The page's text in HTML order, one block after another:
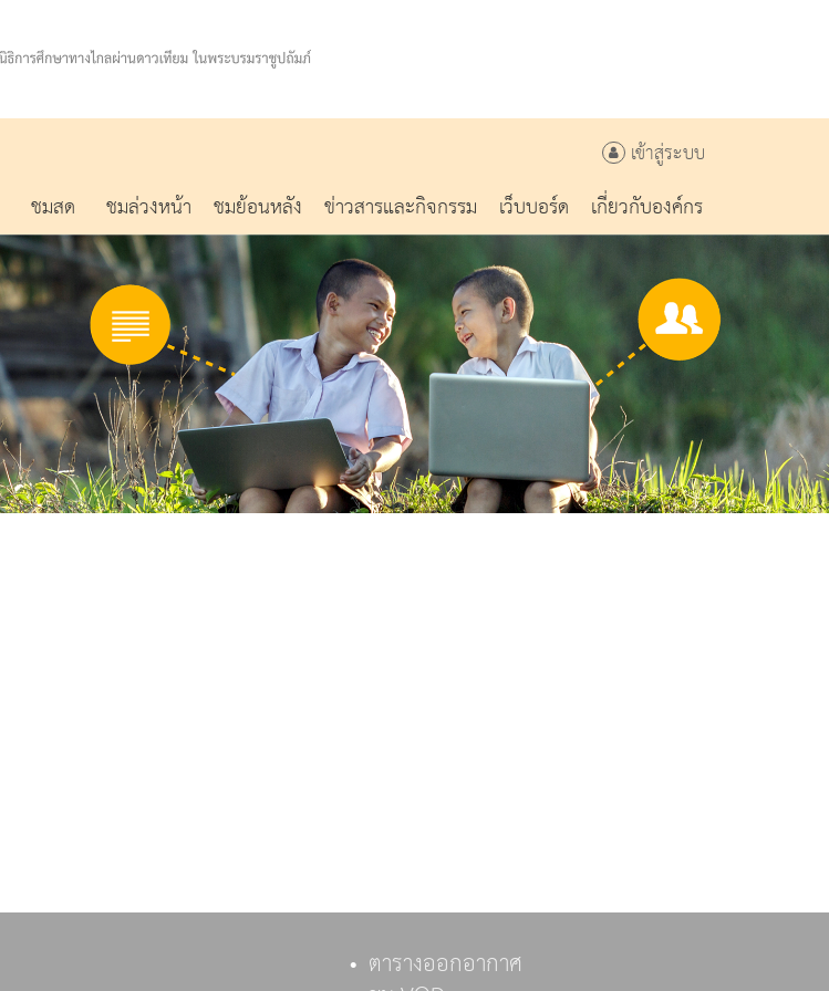
เข้าสู่ระบบ
ชมสด ชมล่วงหน้า ชมย้อนหลัง ข่าวสารและกิจกรรม เว็บบอร์ด เกี่ยวกับองค์กร
ตารางออกอากาศ